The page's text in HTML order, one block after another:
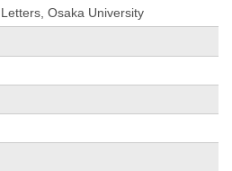
Osaka University